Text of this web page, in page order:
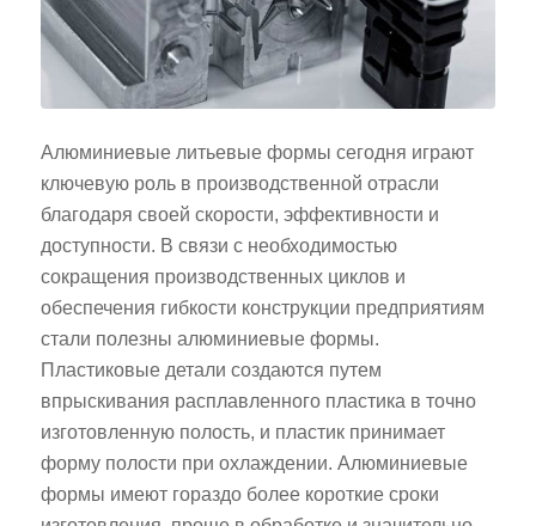
Алюминиевые литьевые формы сегодня играют
ключевую роль в производственной отрасли
благодаря своей скорости, эффективности и
доступности. В связи с необходимостью
сокращения производственных циклов и
обеспечения гибкости конструкции предприятиям
стали полезны алюминиевые формы.
Пластиковые детали создаются путем
впрыскивания расплавленного пластика в точно
изготовленную полость, и пластик принимает
форму полости при охлаждении. Алюминиевые
формы имеют гораздо более короткие сроки